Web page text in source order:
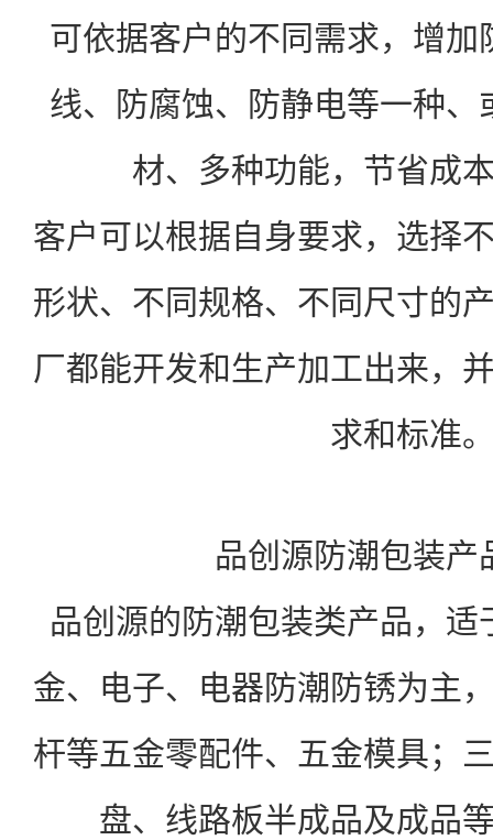
可依据客户的不同需求，增
线、防腐蚀、防静电等一种
材、多种功能，节省成
客户可以根据自身要求，选择
形状、不同规格、不同尺寸的
厂都能开发和生产加工出来，
求和标准
品创源防潮包装产
品创源的防潮包装类产品，
金、电子、电器防潮防锈为主
杆等五金零配件、五金模具；
盘、线路板半成品及成品